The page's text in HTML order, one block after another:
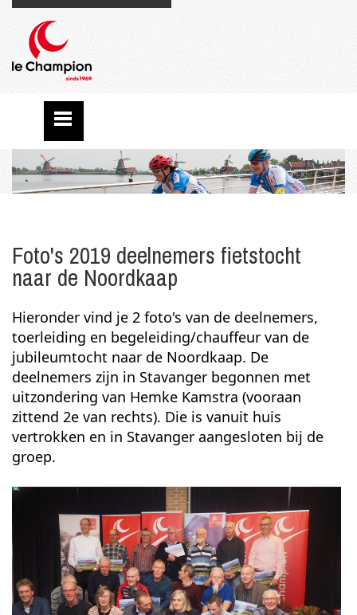
Foto's 2019 deelnemers fietstocht
naar de Noordkaap
Hieronder vind je 2 foto's van de deelnemers,
toerleiding en begeleiding/chauffeur van de
jubileumtocht naar de Noordkaap. De
deelnemers zijn in Stavanger begonnen met
uitzondering van Hemke Kamstra (vooraan
zittend 2e van rechts). Die is vanuit huis
vertrokken en in Stavanger aangesloten bij de
groep.